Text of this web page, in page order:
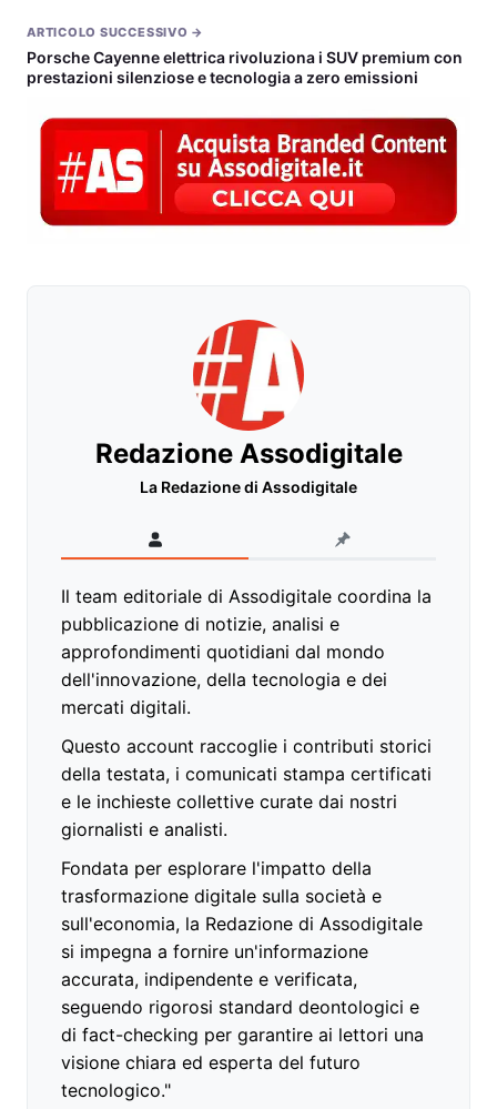
ARTICOLO SUCCESSIVO →
Porsche Cayenne elettrica rivoluziona i SUV premium con
prestazioni silenziose e tecnologia a zero emissioni
Redazione Assodigitale
La Redazione di Assodigitale
Il team editoriale di Assodigitale coordina la
pubblicazione di notizie, analisi e
approfondimenti quotidiani dal mondo
dell'innovazione, della tecnologia e dei
mercati digitali.
Questo account raccoglie i contributi storici
della testata, i comunicati stampa certificati
e le inchieste collettive curate dai nostri
giornalisti e analisti.
Fondata per esplorare l'impatto della
trasformazione digitale sulla società e
sull'economia, la Redazione di Assodigitale
si impegna a fornire un'informazione
accurata, indipendente e verificata,
seguendo rigorosi standard deontologici e
di fact-checking per garantire ai lettori una
visione chiara ed esperta del futuro
tecnologico."